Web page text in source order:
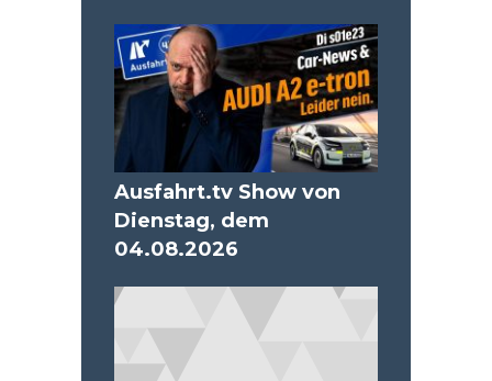
Ausfahrt.tv Show von
Dienstag, dem
04.08.2026